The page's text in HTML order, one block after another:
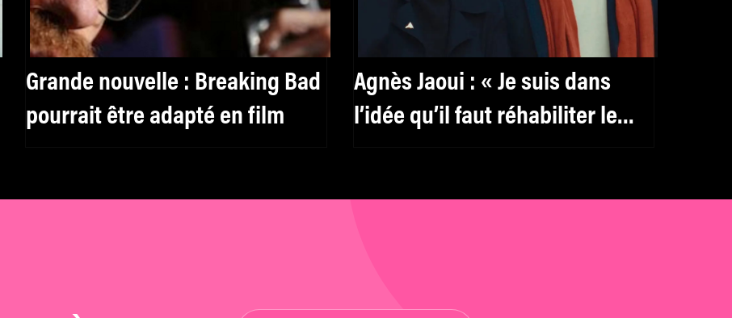
Grande nouvelle : Breaking Bad
pourrait être adapté en film
Agnès Jaoui : « Je suis dans
l’idée qu’il faut réhabiliter le